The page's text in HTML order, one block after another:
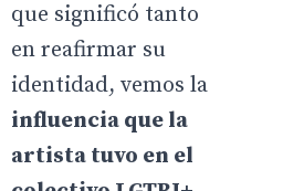
que significó tanto
en reafirmar su
identidad, vemos la
influencia que la
artista tuvo en el